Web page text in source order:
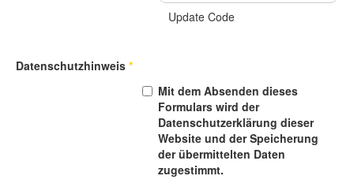
Update Code
Datenschutzhinweis *
Mit dem Absenden dieses
Formulars wird der
Datenschutzerklärung dieser
Website und der Speicherung
der übermittelten Daten
zugestimmt.